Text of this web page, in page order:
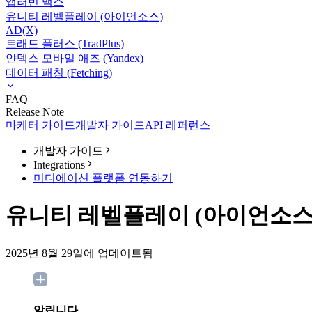
유니티 레벨플레이 (아이언소스)
AD(X)
트래드 플러스 (TradPlus)
얀덱스 모바일 애즈 (Yandex)
데이터 패칭 (Fetching)
FAQ
Release Note
마케터 가이드개발자 가이드API 레퍼런스
개발자 가이드
Integrations
미디에이션 플랫폼 연동하기
유니티 레벨플레이 (아이언소
2025년 8월 29일에 업데이트됨